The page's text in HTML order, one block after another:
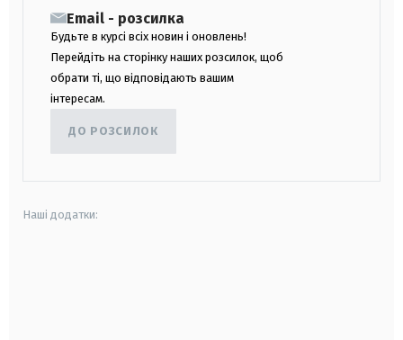
Email - розсилка
Будьте в курсі всіх новин і оновлень!
Перейдіть на сторінку наших розсилок, щоб
обрати ті, що відповідають вашим
інтересам.
ДО РОЗСИЛОК
Наші додатки: